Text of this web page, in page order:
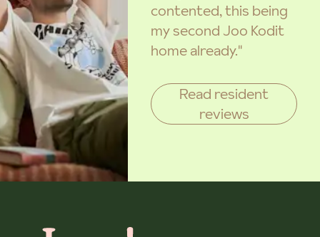
contented, this being
my second Joo Kodit
home already."
Read resident
reviews